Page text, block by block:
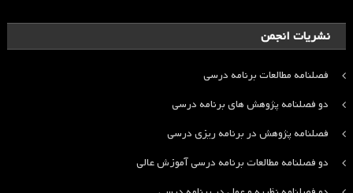
نشریات انجمن
فصلنامه مطالعات برنامه درسی
دو فصلنامه پژوهش های برنامه درسی
فصلنامه پژوهش در برنامه ریزی درسی
دو فصلنامه مطالعات برنامه درسی آموزش عالی